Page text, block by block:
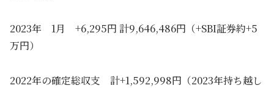
2023年 1月 +6,295円 計9,646,486円（+SBI証券約+5
万円）
2022年の確定総収支 計+1,592,998円（2023年持ち越し